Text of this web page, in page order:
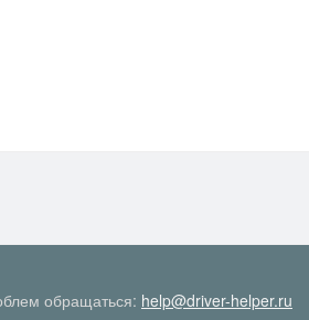
обращаться: help@driver-helper.ru